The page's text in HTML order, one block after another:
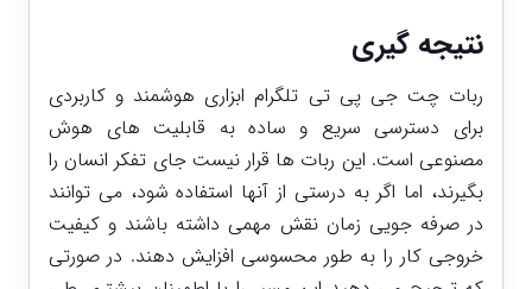
نتیجه گیری
ربات چت جی پی تی تلگرام ابزاری هوشمند و کاربردی
برای دسترسی سریع و ساده به قابلیت ‌های هوش
مصنوعی است. این ربات ‌ها قرار نیست جای تفکر انسان را
بگیرند، اما اگر به ‌درستی از آنها استفاده شود، می ‌توانند
در صرفه ‌جویی زمان نقش مهمی داشته باشند و کیفیت
خروجی کار را به ‌طور محسوسی افزایش دهند. در صورتی